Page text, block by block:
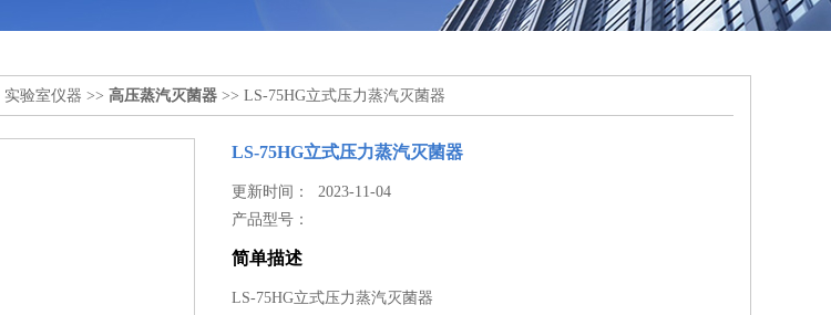
实验室仪器 >> 高压蒸汽灭菌器 >> LS-75HG立式压力蒸汽灭菌器
LS-75HG立式压力蒸汽灭菌器
更新时间： 2023-11-04
产品型号：
简单描述
LS-75HG立式压力蒸汽灭菌器